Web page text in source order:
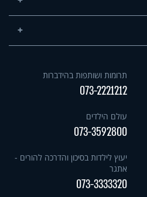
תרומות ושותפות בהידברות
073-2221212
עולם הילדים
073-3592800
יעוץ לילדות בסיכון והדרכה להורים -
אתגר
073-3333320